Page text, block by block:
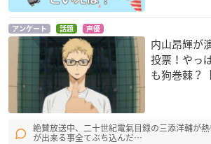
アンケート 話題 声優
内山昂輝が
投票！やっ
も狗巻棘？
絶賛放送中、二十世紀電氣目録の三添洋輔が
が出来る事全てぶち込んだ…